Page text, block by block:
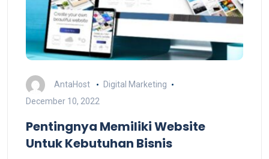
AntaHost
Digital Marketing
December 10, 2022
Pentingnya Memiliki Website
Untuk Kebutuhan Bisnis